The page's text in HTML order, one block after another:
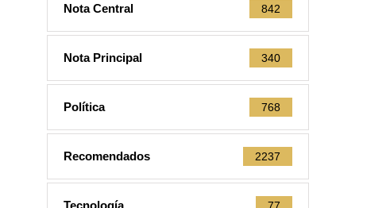
Nota Central 842
Nota Principal 340
Política 768
Recomendados 2237
Tecnología